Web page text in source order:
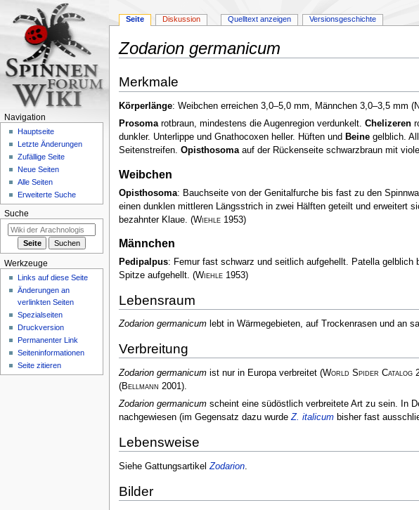
Zodarion germanicum
Navigation
springen
Suche
springen
Merkmale
Körperlänge: Weibchen erreichen 3,0–5,0 mm, Männchen 3,0–3,5 mm (
Prosomarotbraun, mindestens die Augenregion verdunkelt. Chelizeren
dunkler. Unterlippe und Gnathocoxen heller. Hüften und Beinegelblich.
Seitenstreifen. Opisthosomaauf der Rückenseite schwarzbraun mit
Weibchen
Opisthosoma: Bauchseite von der Genitalfurche bis fast zu den
einen dunklen mittleren Längsstrich in zwei Hälften geteilt und erweitert
bezahnter Klaue. (Wiehle1953)
Männchen
Pedipalpus: Femur fast schwarz und seitlich aufgehellt. Patella gelblich
Spitze aufgehellt. (Wiehle1953)
Lebensraum
Zodarion germanicumlebt in Wärmegebieten, auf Trockenrasen und an
Verbreitung
Zodarion germanicumist nur in Europa verbreitet (World Spider Catalog
(Bellmann 2001).
Zodarion germanicumscheint eine südöstlich verbreitete Art zu sein. In
nachgewiesen (im Gegensatz dazu wurdeZ. italicumbisher fast
Lebensweise
Siehe Gattungsartikel Zodarion.
Bilder
Seite Diskussion Quelltext anzeigen Versionsgeschichte
Navigation
Hauptseite
Letzte Änderungen
Zufällige Seite
Neue Seiten
Alle Seiten
Erweiterte Suche
Suche
Werkzeuge
Links auf diese Seite
Änderungen an
verlinkten Seiten
Spezialseiten
Druckversion
Permanenter Link
Seiten­­informationen
Seite zitieren